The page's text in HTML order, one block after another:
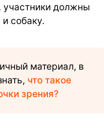
участники должны
собаку.
материал, в
что такое
зрения?